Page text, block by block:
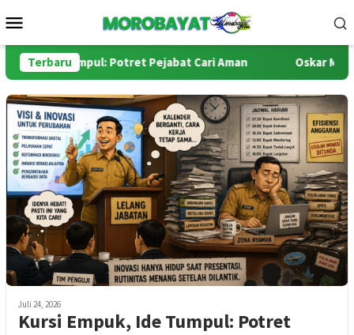
ke
Mobile
Terbaru
Ide Tumpul: Potret Pejabat Cari Aman Oskar Manoppo
Juli 24, 2026
Kursi Empuk, Ide Tumpul: Potret